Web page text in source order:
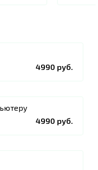
4990 руб.
4990 руб.